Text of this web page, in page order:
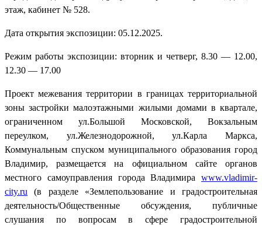
этаж, кабинет № 528.
Дата открытия экспозиции: 05.12.2025.
Режим работы экспозиции: вторник и четверг, 8.30 — 12.00,
12.30 — 17.00
Проект межевания территории в границах территориальной
зоны застройки малоэтажными жилыми домами в квартале,
ограниченном ул.Большой Московской, Вокзальным
переулком, ул.Железнодорожной, ул.Карла Маркса,
Коммунальным спуском муниципального образования город
Владимир, размещается на официальном сайте органов
местного самоуправления города Владимира www.vladimir-
city.ru (в разделе «Землепользование и градостроительная
деятельность/Общественные обсуждения, публичные
слушания по вопросам в сфере градостроительной